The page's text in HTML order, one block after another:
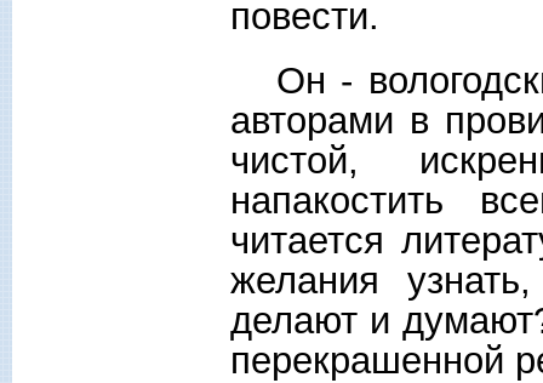
повести.
Он -
авторами в
чистой,
напакостить
читается
желания
делают и
перекрашенной